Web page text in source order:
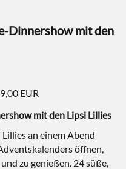
Dinnershow mit den
EUR
mit den Lipsi Lillies
an einem Abend
öffnen,
zu genießen. 24 süße,